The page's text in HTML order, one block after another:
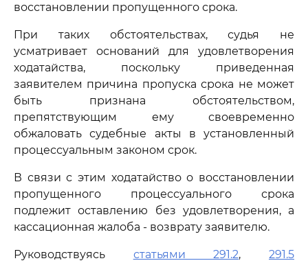
восстановлении пропущенного срока.
При таких обстоятельствах, судья не
усматривает оснований для удовлетворения
ходатайства, поскольку приведенная
заявителем причина пропуска срока не может
быть признана обстоятельством,
препятствующим ему своевременно
обжаловать судебные акты в установленный
процессуальным законом срок.
В связи с этим ходатайство о восстановлении
пропущенного процессуального срока
подлежит оставлению без удовлетворения, а
кассационная жалоба - возврату заявителю.
Руководствуясь статьями 291.2,291.5